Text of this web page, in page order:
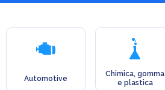
Automotive
Chimica, gomma
e plastica